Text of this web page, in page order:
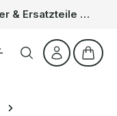
Sommer-Deal: 15% auf alle Server & Ersatzteile – Kein Code nötig, der Rabatt wird automatisch im Warenkorb abgezogen. Gültig vom 01.06. bis 31.08.